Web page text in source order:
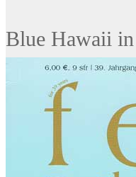
Blue Hawaii in